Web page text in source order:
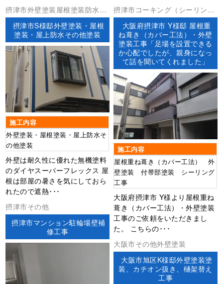
摂津市外壁塗装屋根塗装防水工
事
摂津市S様邸外壁塗装・屋根
塗装・屋上防水その他塗装
施工内容
外壁塗装・屋根塗装・屋上防水そ
の他塗装
外壁は耐久性に優れた無機塗料
のダイヤスーパーフレックス 屋
根は部屋の暑さを気にしておら
れたので遮熱･･･
摂津市コーキング（シーリン
グ）ベランダ防水外壁塗装屋根
工事防水工事
大阪府摂津市 Y様邸 屋根重
ね葺き（カバー工法）・外壁
塗装工事「足場を設置できる
か心配でしたが、親身になっ
て話を聞いてくれました」
施工内容
屋根重ね葺き（カバー工法） 外
壁塗装 付帯部塗装 シーリング
工事
大阪府摂津市 Y様より屋根重ね
葺き（カバー工法）・外壁塗装
工事のご依頼をいただきまし
た。 こちらの･･･
摂津市その他
摂津市マンション駐輪場壁補
修工事
大阪市その他外壁塗装
大阪市旭区K様邸外壁塗装塗
装、カチオン扱き、樋架替え
工事